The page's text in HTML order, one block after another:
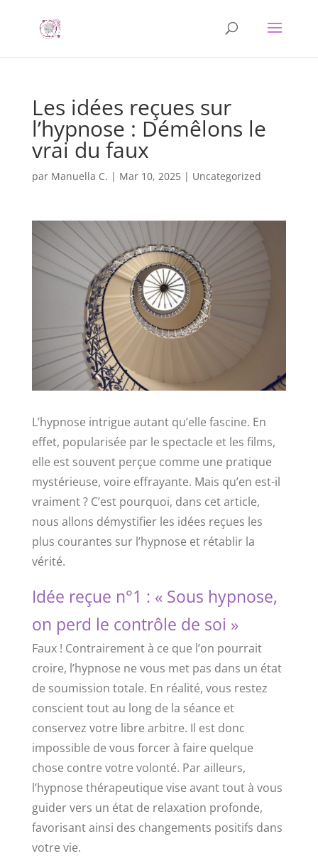
Les idées reçues sur
l’hypnose : Démêlons le
vrai du faux
par Manuella C. | Mar 10, 2025| Uncategorized
L’hypnose intrigue autant qu’elle fascine. En
effet, popularisée par le spectacle et les films,
elle est souvent perçue comme une pratique
mystérieuse, voire effrayante. Mais qu’en est-il
vraiment ? C’est pourquoi, dans cet article,
nous allons démystifier les idées reçues les
plus courantes sur l’hypnose et rétablir la
vérité.
Idée reçue n°1 : « Sous hypnose,
on perd le contrôle de soi »
Faux ! Contrairement à ce que l’on pourrait
croire, l’hypnose ne vous met pas dans un état
de soumission totale. En réalité, vous restez
conscient tout au long de la séance et
conservez votre libre arbitre. Il est donc
impossible de vous forcer à faire quelque
chose contre votre volonté. Par ailleurs,
l’hypnose thérapeutique vise avant tout à vous
guider vers un état de relaxation profonde,
favorisant ainsi des changements positifs dans
votre vie.